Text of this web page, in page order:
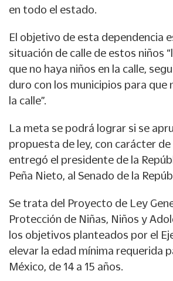
en todo el estado.
El objetivo de esta dependencia
situación de calle de estos niños
que no haya niños en la calle,
duro con los municipios para que
la calle”.
La meta se podrá lograr si se
propuesta de ley, con carácter
entregó el presidente de la
Peña Nieto, al Senado de la
Se trata del Proyecto de Ley
Protección de Niñas, Niños y
los objetivos planteados por el
elevar la edad mínima requerida
México, de 14 a 15 años.